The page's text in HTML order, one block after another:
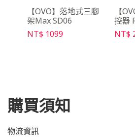
【OVO】落地式三腳
架Max SD06
NT$ 1099
【
控器
NT$
購買須知
物流資訊